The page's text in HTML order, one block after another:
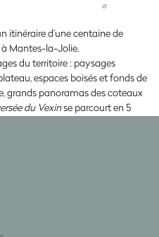
itinéraire d’une centaine de
Mantes-la-Jolie.
du territoire : paysages
espaces boisés et fonds de
grands panoramas des coteaux
du Vexinse parcourt en 5